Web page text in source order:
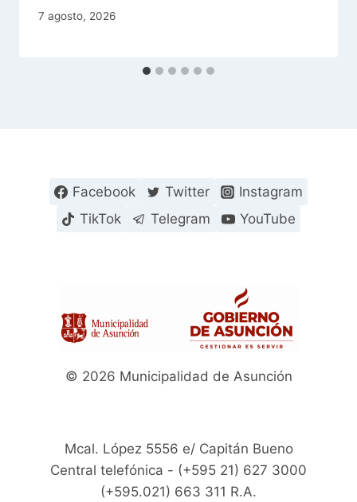
7 agosto, 2026
Facebook Twitter
Instagram
TikTok
Telegram YouTube
© 2026 Municipalidad de Asunción
Mcal. López 5556 e/ Capitán Bueno
Central telefónica - (+595 21) 627 3000
(+595.021) 663 311 R.A.